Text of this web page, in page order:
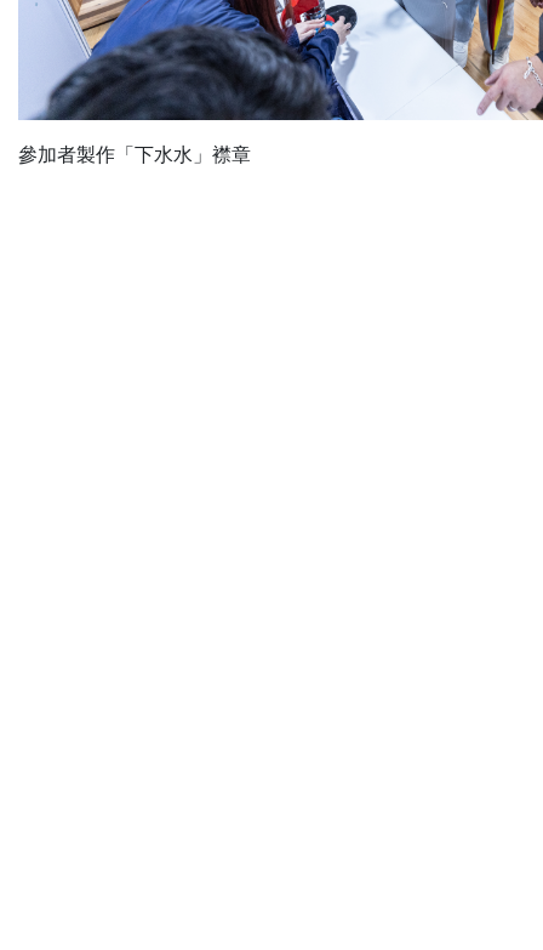
參加者製作「下水水」襟章